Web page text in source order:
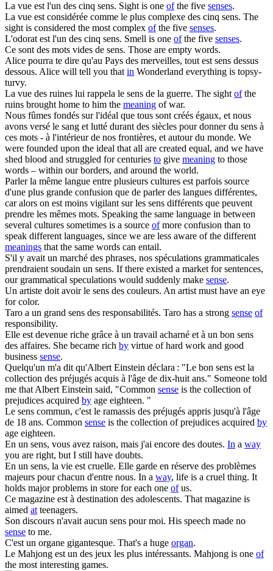
La vue est l'un des cinq sens. Sight is one ofthe five senses.
La vue est considérée comme le plus complexe des cinq sens. The
sight is considered the most complex ofthe five senses.
L'odorat est l'un des cinq sens. Smell is one ofthe five senses.
Ce sontdes mots vides de sens. Those are empty words.
Alice pourra te dire qu'au Pays des merveilles, tout estsens dessus
dessous. Alice will tell you thatin Wonderland everything is topsy-
turvy.
La vue des ruines lui rappela le sens de la guerre. The sightofthe
ruins brought home to him the meaning of war.
Nous fûmes fondés sur l'idéal que tous sont créés égaux, et nous
avons versé le sang et lutté durantdes siècles pour donner du sens à
ces mots - à l'intérieur de nos frontières, et autour du monde. We
were founded upon the ideal that all are created equal, and we have
shed blood and struggled for centuries to give meaning to those
words – within our borders, and around the world.
Parler la même langue entre plusieurs cultures est parfois source
d'une plus grande confusion que de parlerdes langues différentes,
car alors on est moins vigilant sur les sens différents que peuvent
prendre les mêmes mots. Speaking the same language in between
several cultures sometimes is a source ofmore confusion than to
speak different languages, since we are less aware of the different
meanings that the same words can entail.
S'il y avait un marché des phrases, nos spéculations grammaticales
prendraient soudain un sens. If there existed a market for sentences,
our grammatical speculations would suddenly make sense.
Un artiste doit avoir le sens des couleurs. An artist must have an eye
for color.
Taro a un grand sens des responsabilités. Taro has a strong sense of
responsibility.
Elle est devenue riche grâce à un travail acharné et à un bon sens
des affaires. She became rich by virtue of hard work and good
business sense.
Quelqu'un m'a dit qu'Albert Einstein déclara : "Le bon sens est la
collection des préjugés acquis à l'âge de dix-huit ans." Someone told
me that Albert Einstein said, "Common sense is the collection of
prejudices acquired by age eighteen. "
Le sens commun, c'est le ramassis des préjugés appris jusqu'à l'âge
de 18 ans. Common sense is the collection of prejudices acquired by
age eighteen.
En un sens, vous avez raison, mais j'ai encore des doutes. In a way
you are right, but I still have doubts.
En un sens, la vie est cruelle. Elle garde en réserve des problèmes
majeurs pour chacun d'entre nous. In a way, life is a cruel thing. It
holds major problems in store for each one ofus.
Ce magazine est à destination des adolescents. That magazine is
aimed atteenagers.
Son discours n'avait aucun sens pour moi. His speech made no
sense to me.
C'est un organe gigantesque. That's a huge organ.
Le Mahjong est un des jeux les plus intéressants. Mahjong is one of
the most interesting games.